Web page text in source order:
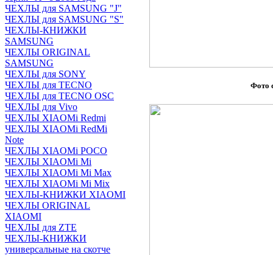
ЧЕХЛЫ для SAMSUNG "J"
ЧЕХЛЫ для SAMSUNG "S"
ЧЕХЛЫ-КНИЖКИ
SAMSUNG
ЧЕХЛЫ ORIGINAL
SAMSUNG
ЧЕХЛЫ для SONY
ЧЕХЛЫ для TECNO
ЧЕХЛЫ для TECNO OSC
ЧЕХЛЫ для Vivo
ЧЕХЛЫ XIAOMi Redmi
ЧЕХЛЫ XIAOMi RedMi
Note
ЧЕХЛЫ XIAOMi POCO
ЧЕХЛЫ XIAOMi Mi
ЧЕХЛЫ XIAOMi Mi Max
ЧЕХЛЫ XIAOMi Mi Mix
ЧЕХЛЫ-КНИЖКИ XIAOMI
ЧЕХЛЫ ORIGINAL
XIAOMI
ЧЕХЛЫ для ZTE
ЧЕХЛЫ-КНИЖКИ
универсальные на скотче
Фото